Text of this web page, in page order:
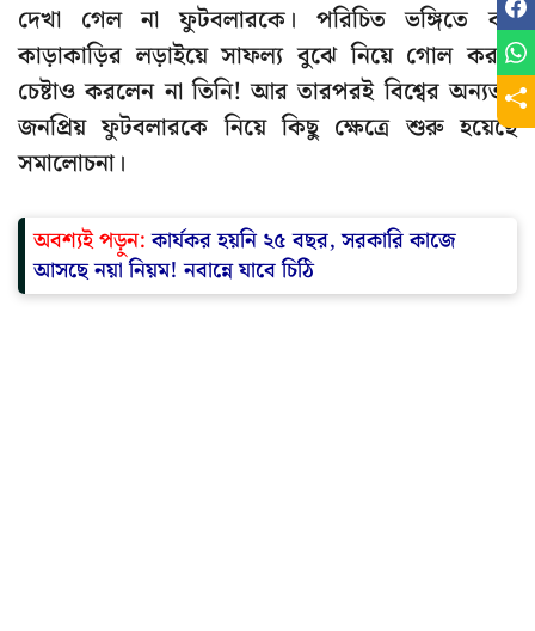
দেখা গেল না ফুটবলারকে। পরিচিত ভঙ্গিতে বল
কাড়াকাড়ির লড়াইয়ে সাফল্য বুঝে নিয়ে গোল করার
চেষ্টাও করলেন না তিনি! আর তারপরই বিশ্বের অন্যতম
জনপ্রিয় ফুটবলারকে নিয়ে কিছু ক্ষেত্রে শুরু হয়েছে
সমালোচনা।
অবশ্যই পড়ুন:কার্যকর হয়নি ২৫ বছর, সরকারি কাজে
আসছে নয়া নিয়ম! নবান্নে যাবে চিঠি